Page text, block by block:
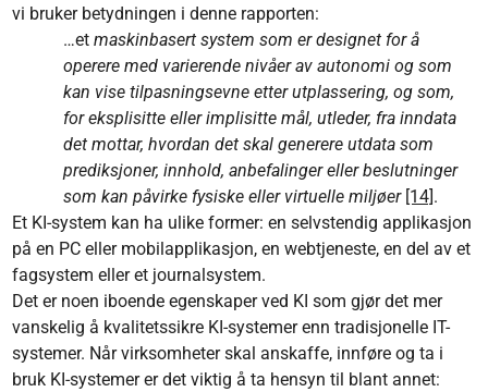
vi bruker betydningen i denne rapporten:
…etmaskinbasert system som er designet for å
operere med varierende nivåer av autonomi og som
kan vise tilpasningsevne etter utplassering, og som,
for eksplisitte eller implisitte mål, utleder, fra inndata
det mottar, hvordan det skal generere utdata som
prediksjoner, innhold, anbefalinger eller beslutninger
som kan påvirke fysiske eller virtuelle miljøer [14].
Et KI-system kan ha ulike former: en selvstendig applikasjon
på en PC eller mobilapplikasjon, en webtjeneste, en del av et
fagsystem eller et journalsystem.
Det er noen iboende egenskaper ved KI som gjør det mer
vanskelig å kvalitetssikre KI-systemer enn tradisjonelle IT-
systemer. Når virksomheter skal anskaffe, innføre og ta i
bruk KI-systemer er det viktig å ta hensyn til blant annet: